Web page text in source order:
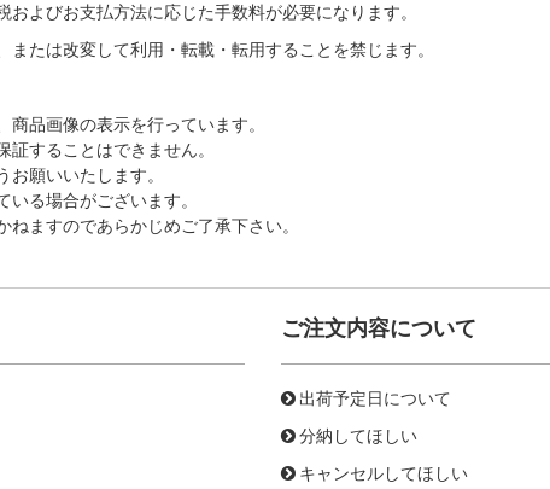
よびお支払方法に応じた手数料が必要になります。
たは改変して利用・転載・転用することを禁じます。
品画像の表示を行っています。
することはできません。
願いいたします。
る場合がございます。
ますのであらかじめご了承下さい。
ご注文内容について
出荷予定日について
分納してほしい
キャンセルしてほしい